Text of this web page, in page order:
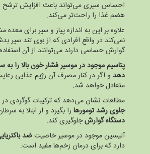
احساس سیری می‌تواند باعث افزایش ترشح
هضم غذا را راحت‌تر می‌کند.
علاوه بر این به اندازه پیاز و سیر برای معده
نمی‌کند در واقع افرادی که از بوی تند سیر
گوارش حساسی دارند می‌توانند از آن
پتاسیم موجود در موسیر فشار خون بالا را
دهد و اگر در کنار مصرف آن رژیم غذایی
متعادل خواهد شد.
مطالعات نشان می‌دهد که ترکیبات گوگردی
جلوی رشد تومورها را بگیرد و از ابتلا به
دستگاه گوارشجلوگیری کند.
آلیسین موجود در موسیر خاصیتضد
دارد که برای درمان زخم‌ها مفید است.